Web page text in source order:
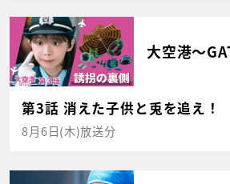
大空港～
第3話 消えた子供と兎を追え！
8月6日(木)放送分